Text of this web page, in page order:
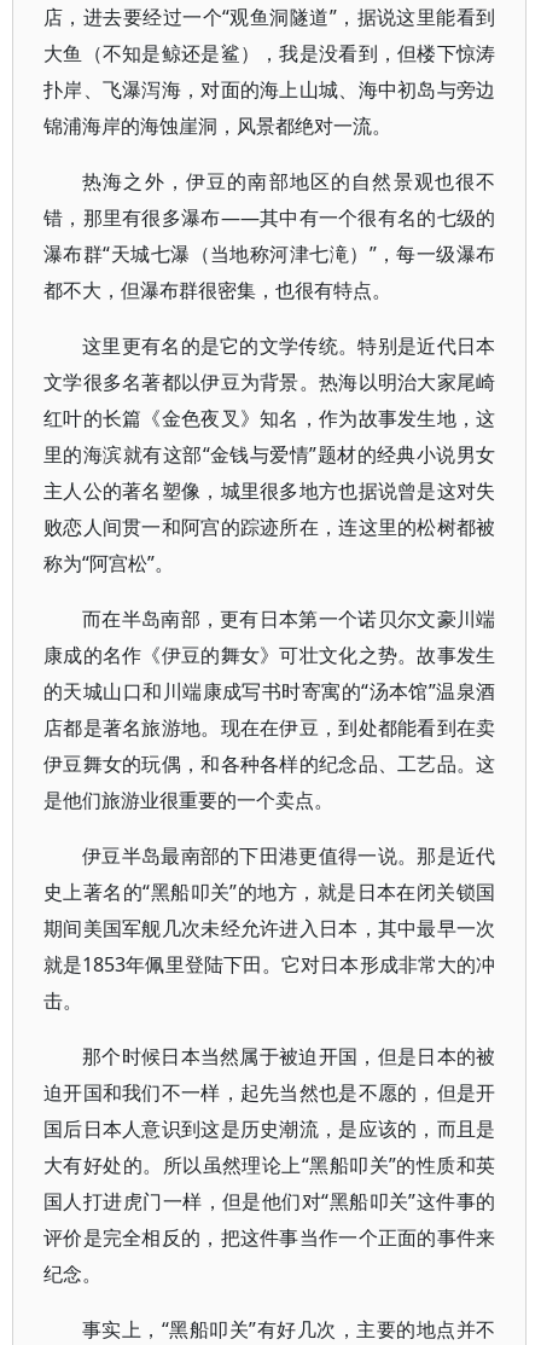
店，进去要经过一个“观鱼洞隧道”，据说这里能看到
大鱼（不知是鲸还是鲨），我是没看到，但楼下惊涛
扑岸、飞瀑泻海，对面的海上山城、海中初岛与旁边
锦浦海岸的海蚀崖洞，风景都绝对一流。
热海之外，伊豆的南部地区的自然景观也很不
错，那里有很多瀑布——其中有一个很有名的七级的
瀑布群“天城七瀑（当地称河津七滝）”，每一级瀑布
都不大，但瀑布群很密集，也很有特点。
这里更有名的是它的文学传统。特别是近代日本
文学很多名著都以伊豆为背景。热海以明治大家尾崎
红叶的长篇《金色夜叉》知名，作为故事发生地，这
里的海滨就有这部“金钱与爱情”题材的经典小说男女
主人公的著名塑像，城里很多地方也据说曾是这对失
败恋人间贯一和阿宫的踪迹所在，连这里的松树都被
称为“阿宫松”。
而在半岛南部，更有日本第一个诺贝尔文豪川端
康成的名作《伊豆的舞女》可壮文化之势。故事发生
的天城山口和川端康成写书时寄寓的“汤本馆”温泉酒
店都是著名旅游地。现在在伊豆，到处都能看到在卖
伊豆舞女的玩偶，和各种各样的纪念品、工艺品。这
是他们旅游业很重要的一个卖点。
伊豆半岛最南部的下田港更值得一说。那是近代
史上著名的“黑船叩关”的地方，就是日本在闭关锁国
期间美国军舰几次未经允许进入日本，其中最早一次
就是1853年佩里登陆下田。它对日本形成非常大的冲
击。
那个时候日本当然属于被迫开国，但是日本的被
迫开国和我们不一样，起先当然也是不愿的，但是开
国后日本人意识到这是历史潮流，是应该的，而且是
大有好处的。所以虽然理论上“黑船叩关”的性质和英
国人打进虎门一样，但是他们对“黑船叩关”这件事的
评价是完全相反的，把这件事当作一个正面的事件来
纪念。
事实上，“黑船叩关”有好几次，主要的地点并不